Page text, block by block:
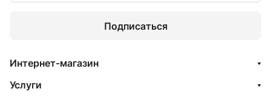
Подписаться
Интернет-магазин
Услуги